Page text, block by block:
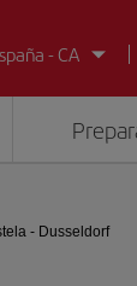
- CA
- Dusseldorf